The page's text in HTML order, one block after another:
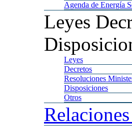
Agenda de Energía
Leyes
Leyes
Decretos
Resoluciones
Disposiciones
Otros
Relaciones